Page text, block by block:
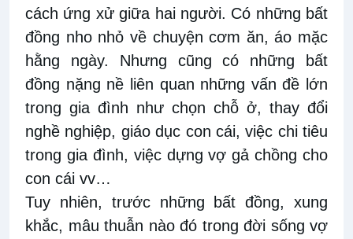
cách ứng xử giữa hai người. Có những bất
đồng nho nhỏ về chuyện cơm ăn, áo mặc
hằng ngày. Nhưng cũng có những bất
đồng nặng nề liên quan những vấn đề lớn
trong gia đình như chọn chỗ ở, thay đổi
nghề nghiệp, giáo dục con cái, việc chi tiêu
trong gia đình, việc dựng vợ gả chồng cho
con cái vv…
Tuy nhiên, trước những bất đồng, xung
khắc, mâu thuẫn nào đó trong đời sống vợ